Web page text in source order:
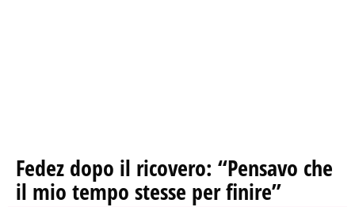
Fedez dopo il ricovero: “Pensavo che
il mio tempo stesse per finire”